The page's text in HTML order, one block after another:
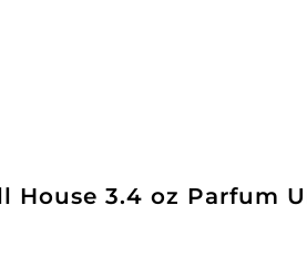
House 3.4 oz Parfum